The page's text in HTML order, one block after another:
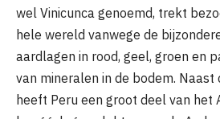
wel Vinicunca genoemd, trekt
hele wereld vanwege de
aardlagen in rood, geel, groen en
van mineralen in de bodem.
heeft Peru een groot deel van het